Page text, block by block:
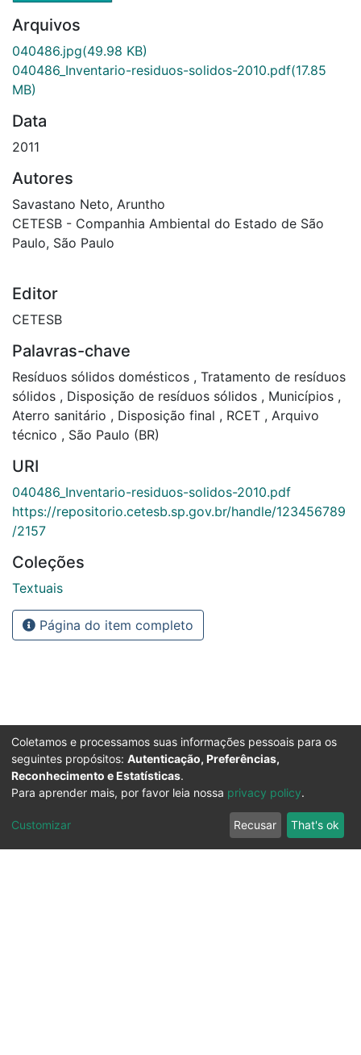
Arquivos
040486.jpg(49.98 KB)
040486_Inventario-residuos-solidos-2010.pdf(17.85
MB)
Data
2011
Autores
Savastano Neto, Aruntho
CETESB - Companhia Ambiental do Estado de São
Paulo, São Paulo
Editor
CETESB
Palavras-chave
Resíduos sólidos domésticos , Tratamento de resíduos
sólidos , Disposição de resíduos sólidos , Municípios ,
Aterro sanitário , Disposição final , RCET , Arquivo
técnico , São Paulo (BR)
URI
040486_Inventario-residuos-solidos-2010.pdf
https://repositorio.cetesb.sp.gov.br/handle/123456789
/2157
Coleções
Textuais
Página do item completo
Coletamos e processamos suas informações pessoais para os
seguintes propósitos: Autenticação, Preferências,
Reconhecimento e Estatísticas.
Para aprender mais, por favor leia nossa privacy policy.
Customizar Recusar That's ok